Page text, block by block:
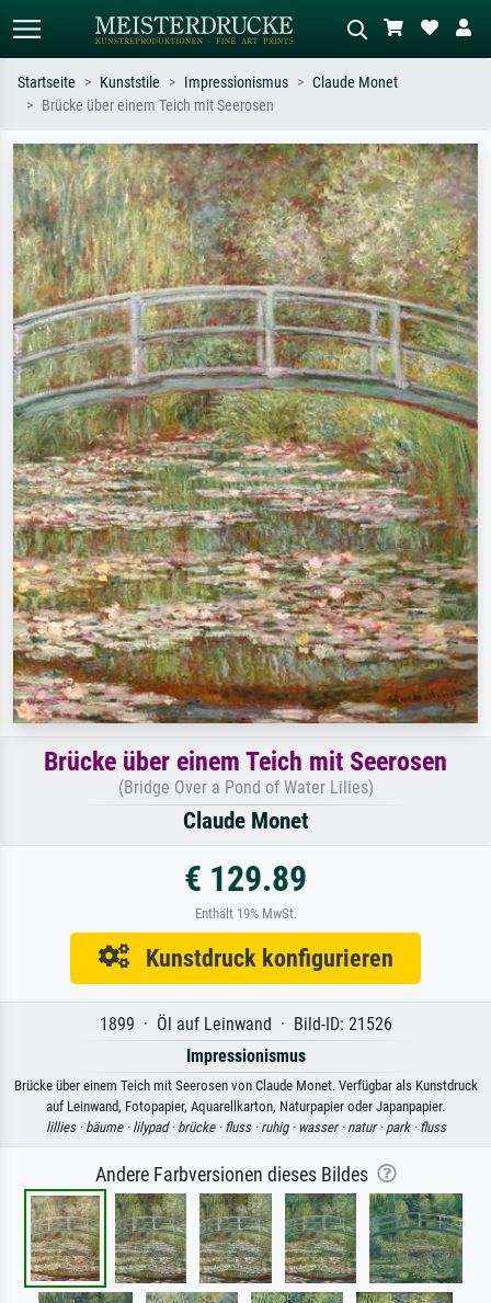
Suchen Sie nach Künstlern, Werktiteln
oder Stilen – z.B. Monet,
Sternennacht, Impressionismus, Welle
Hokusai, Akt.
Beschreiben Sie die Szene – z.B. Grüne
Wiese, Abstrakt mit viel Rot, Dunkles
Ölgemälde, Stehender Akt neben einem
Baum.
Startseite Kunststile Impressionismus
Claude Monet
Brücke über einem Teich mit Seerosen
Brücke über einem Teich mit Seerosen
(Bridge Over a Pond of Water Lilies)
Claude Monet
€ 129.89
Enthält 19% MwSt.
Kunstdruck konfigurieren
1899 · Öl auf Leinwand · Bild-ID: 21526
Impressionismus
Brücke über einem Teich mit Seerosen von Claude Monet. Verfügbar als Kunstdruck
auf Leinwand, Fotopapier, Aquarellkarton, Naturpapier oder Japanpapier.
lillies · bäume · lilypad · brücke · fluss · ruhig · wasser · natur · park · fluss
Andere Farbversionen dieses Bildes